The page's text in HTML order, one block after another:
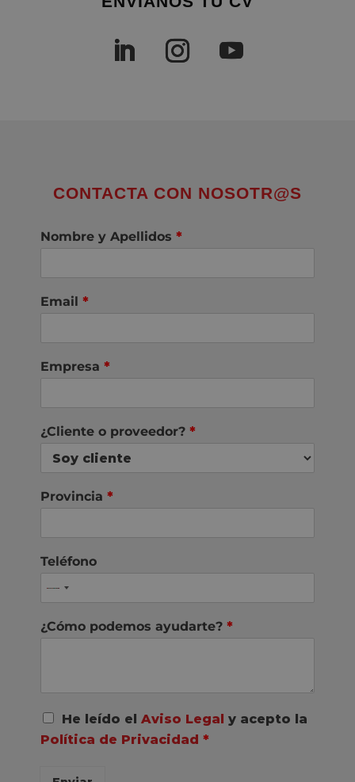
CONTACTA CON NOSOTR@S
Nombre y Apellidos *
Email *
Empresa *
¿Cliente o proveedor? *
Provincia *
Teléfono
¿Cómo podemos ayudarte? *
A
c
u
He leído el Aviso Legal y acepto la
Política de Privacidad *